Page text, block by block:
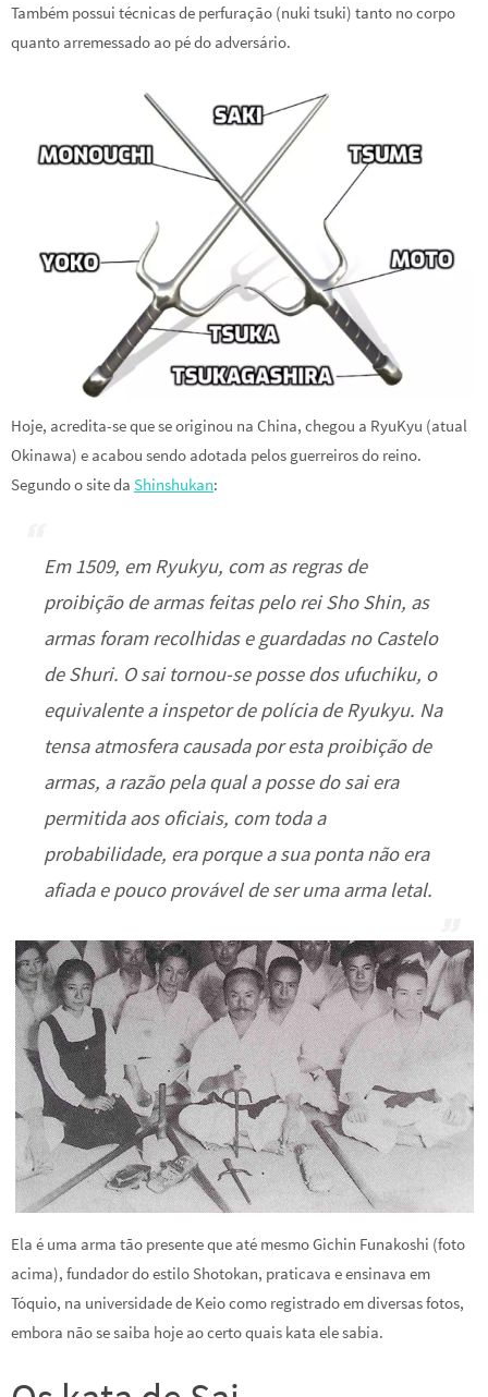
Também possui técnicas de perfuração (nuki tsuki) tanto no corpo
quanto arremessado ao pé do adversário.
Hoje, acredita-se que se originou na China, chegou a RyuKyu (atual
Okinawa) e acabou sendo adotada pelos guerreiros do reino.
Segundo o site da Shinshukan:
Em 1509, em Ryukyu, com as regras de
proibição de armas feitas pelo rei Sho Shin, as
armas foram recolhidas e guardadas no Castelo
de Shuri. O sai tornou-se posse dos ufuchiku, o
equivalente a inspetor de polícia de Ryukyu. Na
tensa atmosfera causada por esta proibição de
armas, a razão pela qual a posse do sai era
permitida aos oficiais, com toda a
probabilidade, era porque a sua ponta não era
afiada e pouco provável de ser uma arma letal.
Ela é uma arma tão presente que até mesmo Gichin Funakoshi (foto
acima), fundador do estilo Shotokan, praticava e ensinava em
Tóquio, na universidade de Keio como registrado em diversas fotos,
embora não se saiba hoje ao certo quais kata ele sabia.